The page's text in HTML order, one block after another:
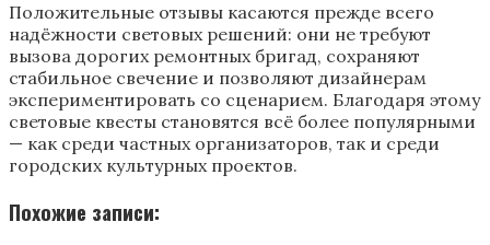
Положительные отзывы касаются прежде всего
надёжности световых решений: они не требуют
вызова дорогих ремонтных бригад, сохраняют
стабильное свечение и позволяют дизайнерам
экспериментировать со сценарием. Благодаря этому
световые квесты становятся всё более популярными
— как среди частных организаторов, так и среди
городских культурных проектов.
Похожие записи: